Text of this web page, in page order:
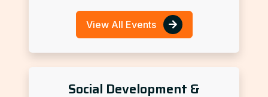
View All Events
Social Development &